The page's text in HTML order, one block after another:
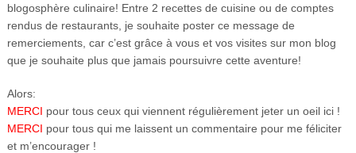
blogosphère culinaire! Entre 2 recettes de cuisine ou de comptes
rendus de restaurants, je souhaite poster ce message de
remerciements, car c’est grâce à vous et vos visites sur mon blog
que je souhaite plus que jamais poursuivre cette aventure!
Alors:
MERCI pour tous ceux qui viennent régulièrement jeter un oeil ici !
MERCI pour tous qui me laissent un commentaire pour me féliciter
et m’encourager !